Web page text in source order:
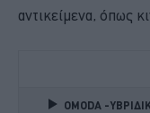
αντικείμενα, όπως
OMODA -